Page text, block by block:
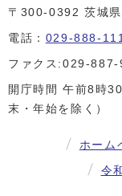
〒300-0392 茨城
電話： 029-888-
ファクス:029-887-
開庁時間 午前8時
末・年始を除く）
ホーム
令